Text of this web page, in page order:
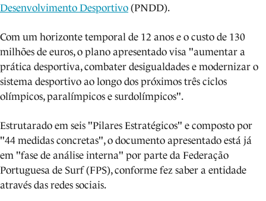
Desenvolvimento Desportivo (PNDD).
Com um horizonte temporal de 12 anos e o custo de 130
milhões de euros, o plano apresentado visa "aumentar a
prática desportiva, combater desigualdades e modernizar o
sistema desportivo ao longo dos próximos três ciclos
olímpicos, paralímpicos e surdolímpicos".
Estrutarado em seis "Pilares Estratégicos" e composto por
"44 medidas concretas", o documento apresentado está já
em "fase de análise interna" por parte da Federação
Portuguesa de Surf (FPS), conforme fez saber a entidade
através das redes sociais.